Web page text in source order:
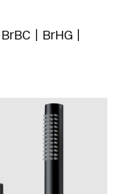
BrBC
BrHG